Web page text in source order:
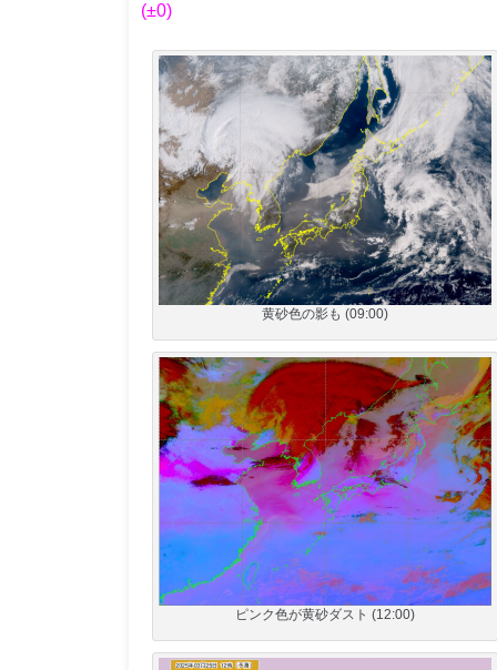
(±0)
黄砂色の影も (09:00)
ピンク色が黄砂ダスト (12:00)